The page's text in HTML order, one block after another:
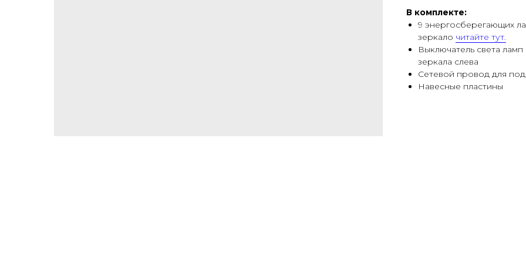
В комплекте:
9 энергосберегающих
зеркало читайте тут.
Выключатель света
зеркала слева
Сетевой провод для
Навесные пластины